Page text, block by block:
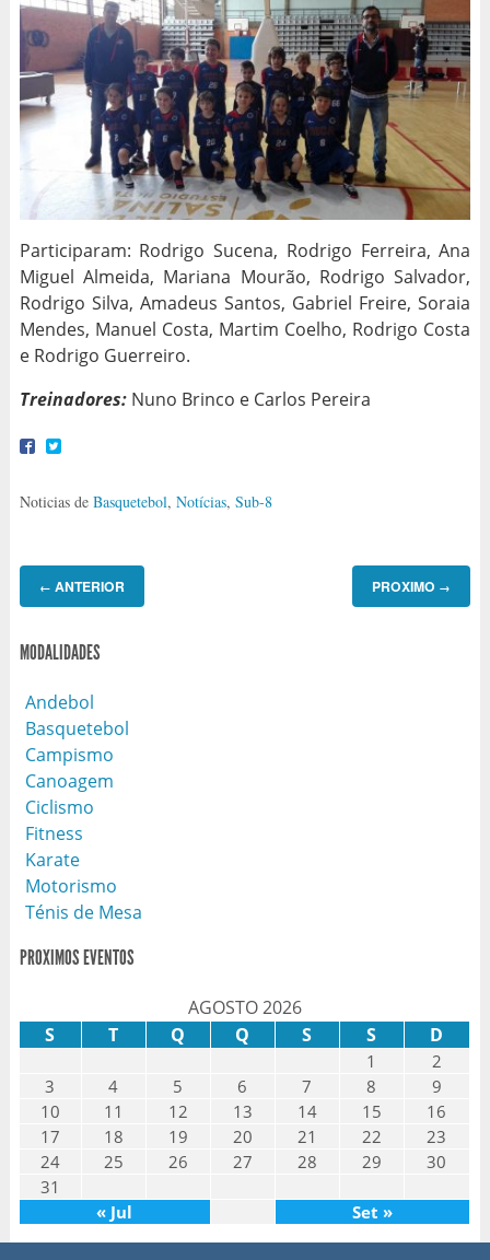
Participaram: Rodrigo Sucena, Rodrigo Ferreira, Ana
Miguel Almeida, Mariana Mourão, Rodrigo Salvador,
Rodrigo Silva, Amadeus Santos, Gabriel Freire, Soraia
Mendes, Manuel Costa, Martim Coelho, Rodrigo Costa
e Rodrigo Guerreiro.
Treinadores:Nuno Brinco e Carlos Pereira
Noticias de Basquetebol, Notícias, Sub-8
← ANTERIOR PROXIMO →
MODALIDADES
Andebol
Basquetebol
Campismo
Canoagem
Ciclismo
Fitness
Karate
Motorismo
Ténis de Mesa
PROXIMOS EVENTOS
AGOSTO 2026
S
T Q Q S S D
1
2
3
4 5 6 7 8
9
10
11 12 13 14 15
16
17
18 19 20 21 22
23
24
25 26 27 28 29
30
31
« Jul
Set »